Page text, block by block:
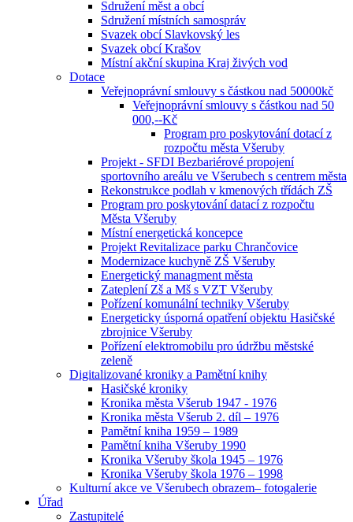
Sdružení měst a obcí
Sdružení místních samospráv
Svazek obcí Slavkovský les
Svazek obcí Krašov
Místní akční skupina Kraj živých vod
Dotace
Veřejnoprávní smlouvy s částkou nad 50000kč
Veřejnoprávní smlouvy s částkou nad 50
000,--Kč
Program pro poskytování dotací z
rozpočtu města Všeruby
Projekt - SFDI Bezbariérové propojení
sportovního areálu ve Všerubech s centrem města
Rekonstrukce podlah v kmenových třídách ZŠ
Program pro poskytování datací z rozpočtu
Města Všeruby
Místní energetická koncepce
Projekt Revitalizace parku Chrančovice
Modernizace kuchyně ZŠ Všeruby
Energetický managment města
Zateplení Zš a Mš s VZT Všeruby
Pořízení komunální techniky Všeruby
Energeticky úsporná opatření objektu Hasičské
zbrojnice Všeruby
Pořízení elektromobilu pro údržbu městské
zeleně
Digitalizované kroniky a Pamětní knihy
Hasičské kroniky
Kronika města Všerub 1947 - 1976
Kronika města Všerub 2. díl – 1976
Pamětní kniha 1959 – 1989
Pamětní kniha Všeruby 1990
Kronika Všeruby škola 1945 – 1976
Kronika Všeruby škola 1976 – 1998
Kulturní akce ve Všerubech obrazem– fotogalerie
Úřad
Zastupitelé